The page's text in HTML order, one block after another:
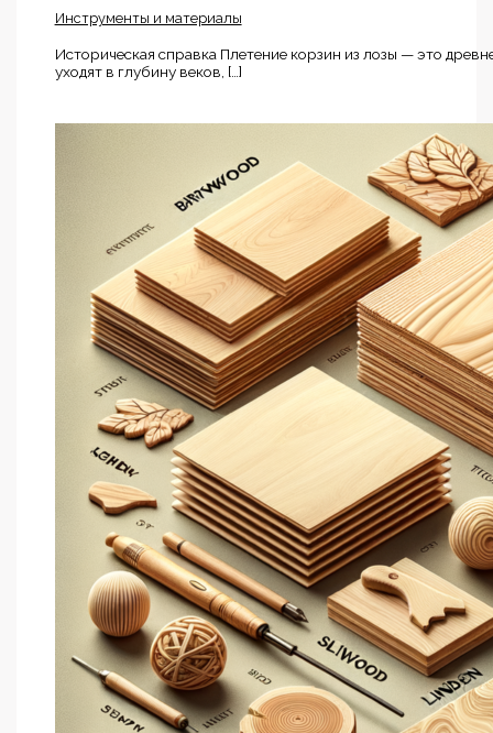
Инструменты и материалы
Историческая справка Плетение корзин из лозы — это
уходят в глубину веков, […]